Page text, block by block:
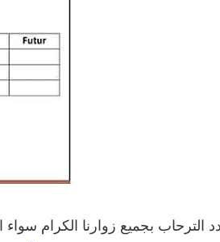
الترحاب بجميع زوارنا الكرام